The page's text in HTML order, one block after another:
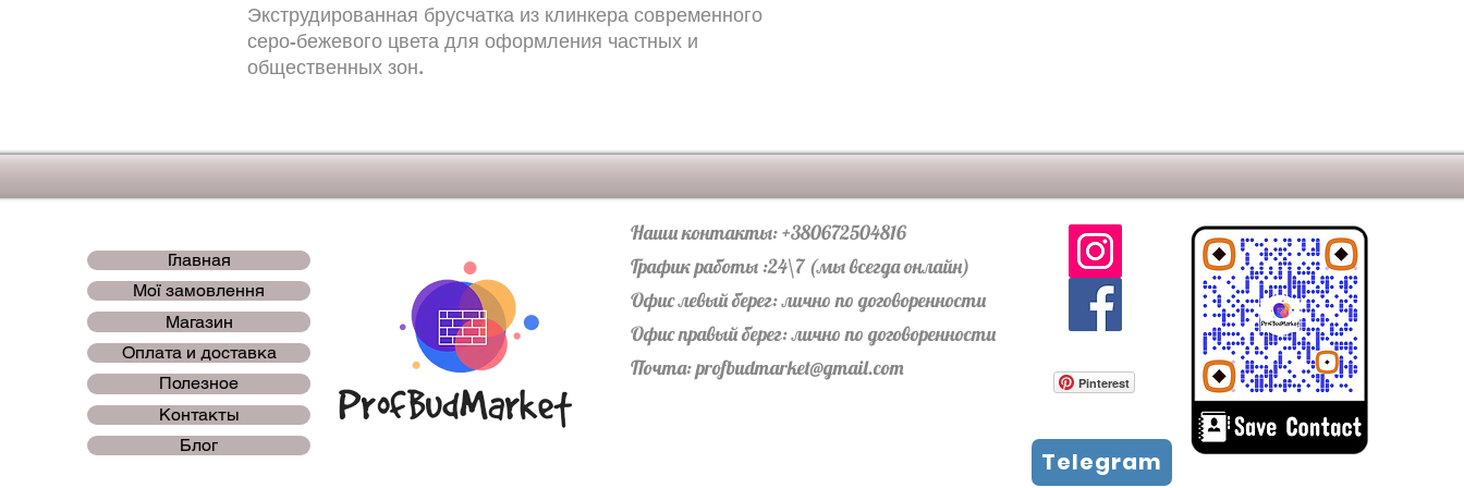
Экструдированная брусчатка из клинкера современного
серо-бежевого цвета для оформления частных и
общественных зон.
Главная
Мої замовлення
Магазин
Оплата и доставка
Полезное
Контакты
Блог
Наши контакты: +380672504816
График работы :24\7 (мы всегда онлайн)
Офис левый берег: лично по договоренности
Офис правый берег: лично по договоренности
Почта:profbudmarket@gmail.com
Pinterest
Telegram